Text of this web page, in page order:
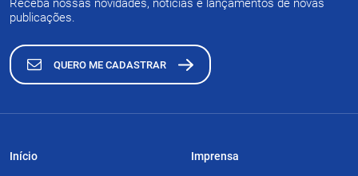
Receba nossas novidades, notícias e lançamentos de novas
publicações.
QUERO ME CADASTRAR
Início Imprensa